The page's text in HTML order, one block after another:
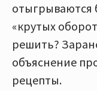
отыгрываются
«крутых
решить?
объяснение
рецепты.